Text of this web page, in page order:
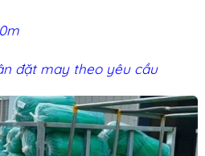
đặt may theo yêu cầu